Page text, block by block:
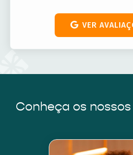
VER
Conheça os nossos